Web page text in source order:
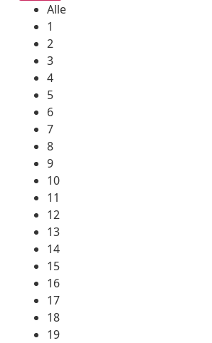
Alle
1
2
3
4
5
6
7
8
9
10
11
12
13
14
15
16
17
18
19